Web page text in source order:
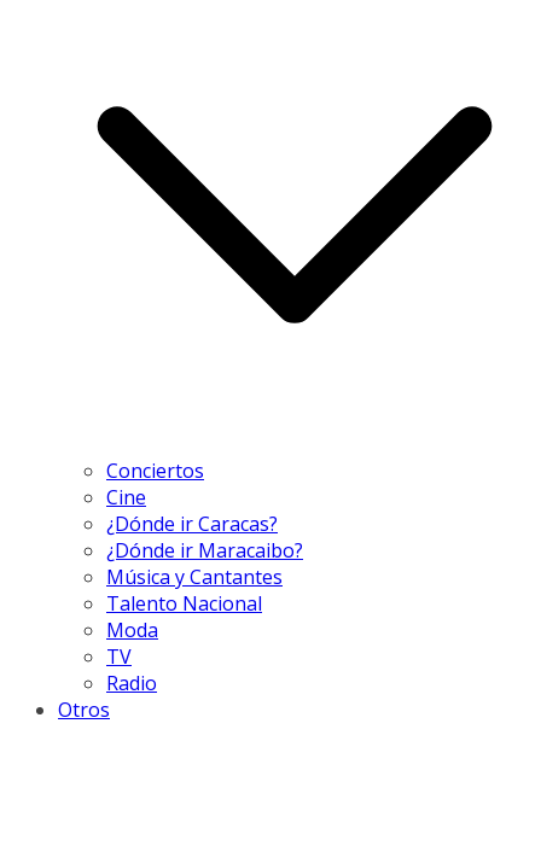
Conciertos
Cine
¿Dónde ir Caracas?
¿Dónde ir Maracaibo?
Música y Cantantes
Talento Nacional
Moda
TV
Radio
Otros